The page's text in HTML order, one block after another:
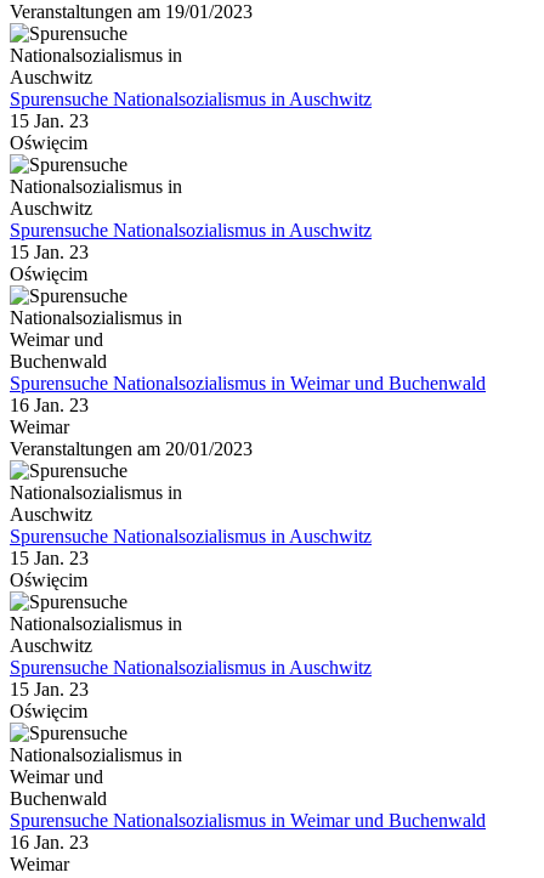
Veranstaltungen am 19/01/2023
Spurensuche Nationalsozialismus in Auschwitz
15 Jan. 23
Oświęcim
Spurensuche Nationalsozialismus in Auschwitz
15 Jan. 23
Oświęcim
Spurensuche Nationalsozialismus in Weimar und Buchenwald
16 Jan. 23
Weimar
Veranstaltungen am 20/01/2023
Spurensuche Nationalsozialismus in Auschwitz
15 Jan. 23
Oświęcim
Spurensuche Nationalsozialismus in Auschwitz
15 Jan. 23
Oświęcim
Spurensuche Nationalsozialismus in Weimar und Buchenwald
16 Jan. 23
Weimar